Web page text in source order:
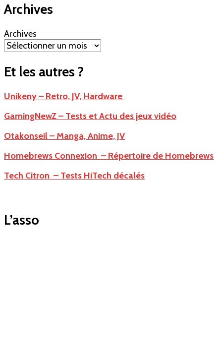
Archives
Archives
Et les autres ?
Unikeny – Retro, JV, Hardware
GamingNewZ – Tests et Actu des jeux vidéo
Otakonseil – Manga, Anime, JV
Homebrews Connexion – Répertoire de Homebrews
Tech Citron – Tests HiTech décalés
L’asso